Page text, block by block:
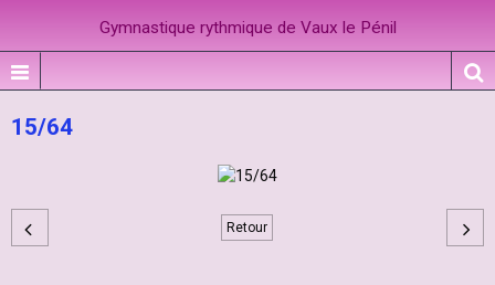
Gymnastique rythmique de Vaux le Pénil
15/64
Retour